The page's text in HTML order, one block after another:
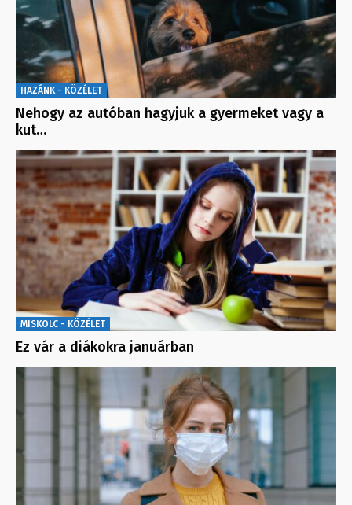
HAZÁNK - KÖZÉLET
Nehogy az autóban hagyjuk a gyermeket vagy a
kut…
MISKOLC - KÖZÉLET
Ez vár a diákokra januárban